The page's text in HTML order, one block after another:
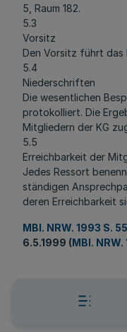
5, Raum 182.
5.3
Vorsitz
Den Vorsitz führt das
5.4
Niederschriften
Die wesentlichen
protokolliert. Die
Mitgliedern der KG
5.5
Erreichbarkeit der
Jedes Ressort
ständigen
deren Erreichbarkeit
MBl. NRW. 1993 S.
6.5.1999 (MBl.